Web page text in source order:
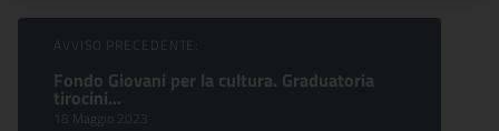
Sfoglia comunicati
AVVISO PRECEDENTE:
Fondo Giovani per la cultura. Graduatoria
tirocini...
18 Maggio 2023